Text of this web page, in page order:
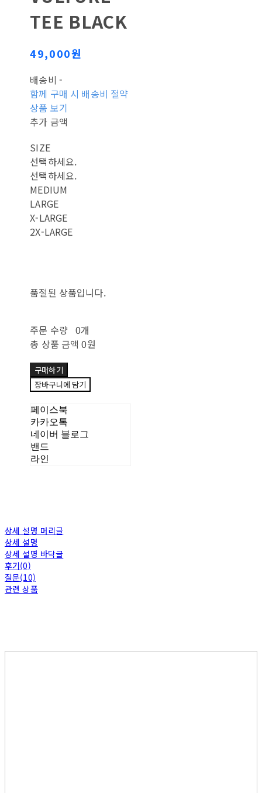
TEE BLACK
49,000원
배송비 -
함께 구매 시 배송비 절약
상품 보기
추가 금액
SIZE
선택하세요.
선택하세요.
MEDIUM
LARGE
X-LARGE
2X-LARGE
품절된 상품입니다.
주문 수량 0개
총 상품 금액 0원
구매하기
장바구니에 담기
페이스북
카카오톡
네이버 블로그
밴드
라인
상세 설명 머리글
상세 설명
상세 설명 바닥글
후기(0)
질문(10)
관련 상품